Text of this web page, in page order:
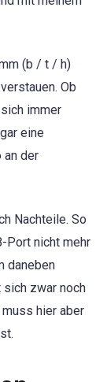
(b / t / h)
Ob
immer
eine
an der
Nachteile. So
Port nicht mehr
daneben
zwar noch
hier aber